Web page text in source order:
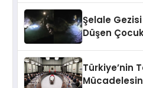
Şelale
Düşen
Türkiye’nin